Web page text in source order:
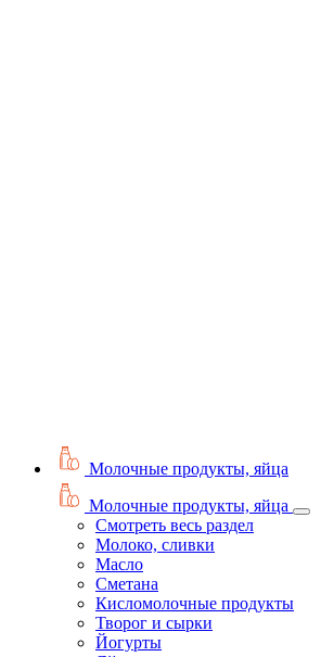
Молочные продукты, яйца
Молочные продукты, яйца
Смотреть весь раздел
Молоко, сливки
Масло
Сметана
Кисломолочные продукты
Творог и сырки
Йогурты